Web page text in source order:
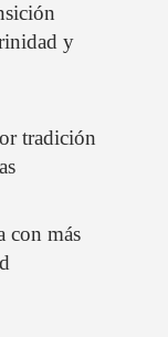
y
tradición
con más